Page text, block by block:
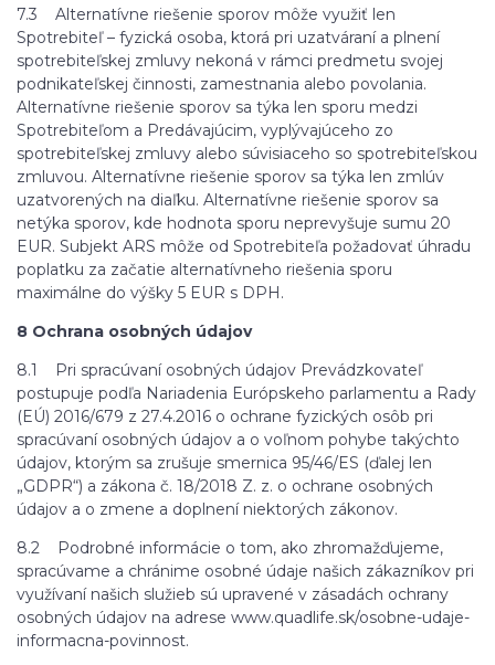
7.3 Alternatívne riešenie sporov môže využiť len
Spotrebiteľ – fyzická osoba, ktorá pri uzatváraní a plnení
spotrebiteľskej zmluvy nekoná v rámci predmetu svojej
podnikateľskej činnosti, zamestnania alebo povolania.
Alternatívne riešenie sporov sa týka len sporu medzi
Spotrebiteľom a Predávajúcim, vyplývajúceho zo
spotrebiteľskej zmluvy alebo súvisiaceho so spotrebiteľskou
zmluvou. Alternatívne riešenie sporov sa týka len zmlúv
uzatvorených na diaľku. Alternatívne riešenie sporov sa
netýka sporov, kde hodnota sporu neprevyšuje sumu 20
EUR. Subjekt ARS môže od Spotrebiteľa požadovať úhradu
poplatku za začatie alternatívneho riešenia sporu
maximálne do výšky 5 EUR s DPH.
8 Ochrana osobných údajov
8.1 Pri spracúvaní osobných údajov Prevádzkovateľ
postupuje podľa Nariadenia Európskeho parlamentu a Rady
(EÚ) 2016/679 z 27.4.2016 o ochrane fyzických osôb pri
spracúvaní osobných údajov a o voľnom pohybe takýchto
údajov, ktorým sa zrušuje smernica 95/46/ES (ďalej len
„GDPR“) a zákona č. 18/2018 Z. z. o ochrane osobných
údajov a o zmene a doplnení niektorých zákonov.
8.2 Podrobné informácie o tom, ako zhromažďujeme,
spracúvame a chránime osobné údaje našich zákazníkov pri
využívaní našich služieb sú upravené v zásadách ochrany
osobných údajov na adrese www.quadlife.sk/osobne-udaje-
informacna-povinnost.